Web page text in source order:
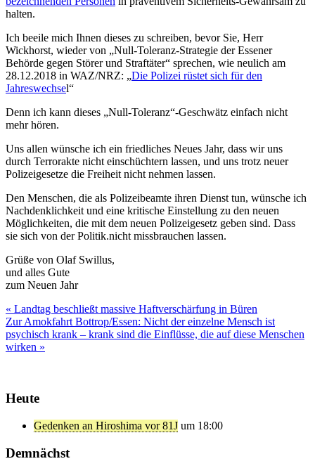
halten.
Ich beeile mich Ihnen dieses zu schreiben, bevor Sie, Herr
Wickhorst, wieder von „Null-Toleranz-Strategie der Essener
Behörde gegen Störer und Straftäter“ sprechen, wie neulich am
28.12.2018 in WAZ/NRZ: „Die Polizei rüstet sich für den
Jahreswechsel“
Denn ich kann dieses „Null-Toleranz“-Geschwätz einfach nicht
mehr hören.
Uns allen wünsche ich ein friedliches Neues Jahr, dass wir uns
durch Terrorakte nicht einschüchtern lassen, und uns trotz neuer
Polizeigesetze die Freiheit nicht nehmen lassen.
Den Menschen, die als Polizeibeamte ihren Dienst tun, wünsche ich
Nachdenklichkeit und eine kritische Einstellung zu den neuen
Möglichkeiten, die mit dem neuen Polizeigesetz geben sind. Dass
sie sich von der Politik.nicht missbrauchen lassen.
Grüße von Olaf Swillus,
und alles Gute
zum Neuen Jahr
Beitragsnavigation
« Landtag beschließt massive Haftverschärfung in Büren
Zur Amokfahrt Bottrop/Essen: Nicht der einzelne Mensch ist
psychisch krank – krank sind die Einflüsse, die auf diese Menschen
wirken »
Heute
Gedenken an Hiroshima vor 81J um 18:00
Demnächst